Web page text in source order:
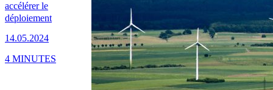
accélérer le
déploiement
14.05.2024
4 MINUTES